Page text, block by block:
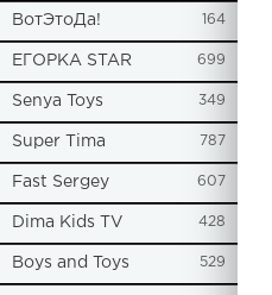
ВотЭтоДа! 164
ЕГОРКА STAR 699
Senya Toys 349
Super Tima 787
Fast Sergey 607
Dima Kids TV 428
Boys and Toys 529